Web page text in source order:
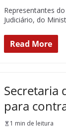
Representantes
Judiciário, do
Read More
Secretaria
para
1 min de leitura